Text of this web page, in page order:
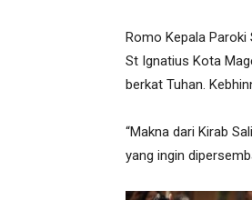
Romo Kepala
St Ignatius Kota
berkat Tuhan.
“Makna dari Kirab
yang ingin